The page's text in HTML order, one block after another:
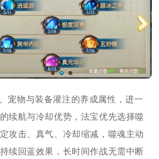
宠物与装备灌注的养成属性，进一
续航与冷却优势，法宝优先选择噬
攻击、真气、冷却缩减，噬魂主动
续回蓝效果，长时间作战无需中断